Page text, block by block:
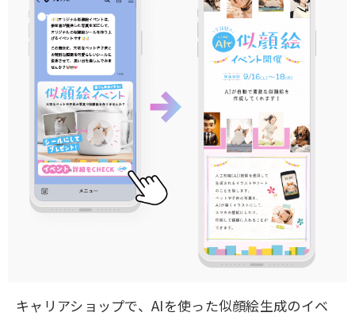
キャリアショップで、AIを使った似顔絵生成のイベ